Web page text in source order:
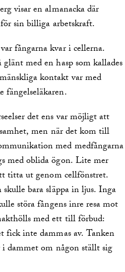
visar en almanacka där
sin billiga arbetskraft.
fångarna kvar i cellerna.
med en hasp som kallades
kontakt var med
fängelseläkaren.
det ens var möjligt att
men när det kom till
med medfångarna
med oblida ögon. Lite mer
titta ut genom cellfönstret.
bara släppa in ljus. Inga
störa fångens inre resa mot
med ett till förbud:
fick inte dammas av. Tanken
i dammet om någon ställt sig